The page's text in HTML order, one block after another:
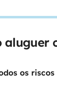
os